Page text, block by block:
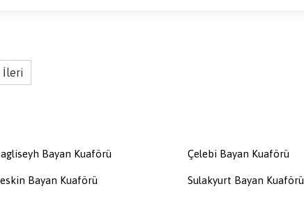
İleri
Bayan Kuaförü Çelebi Bayan Kuaförü
Bayan Kuaförü Sulakyurt Bayan Kuaförü